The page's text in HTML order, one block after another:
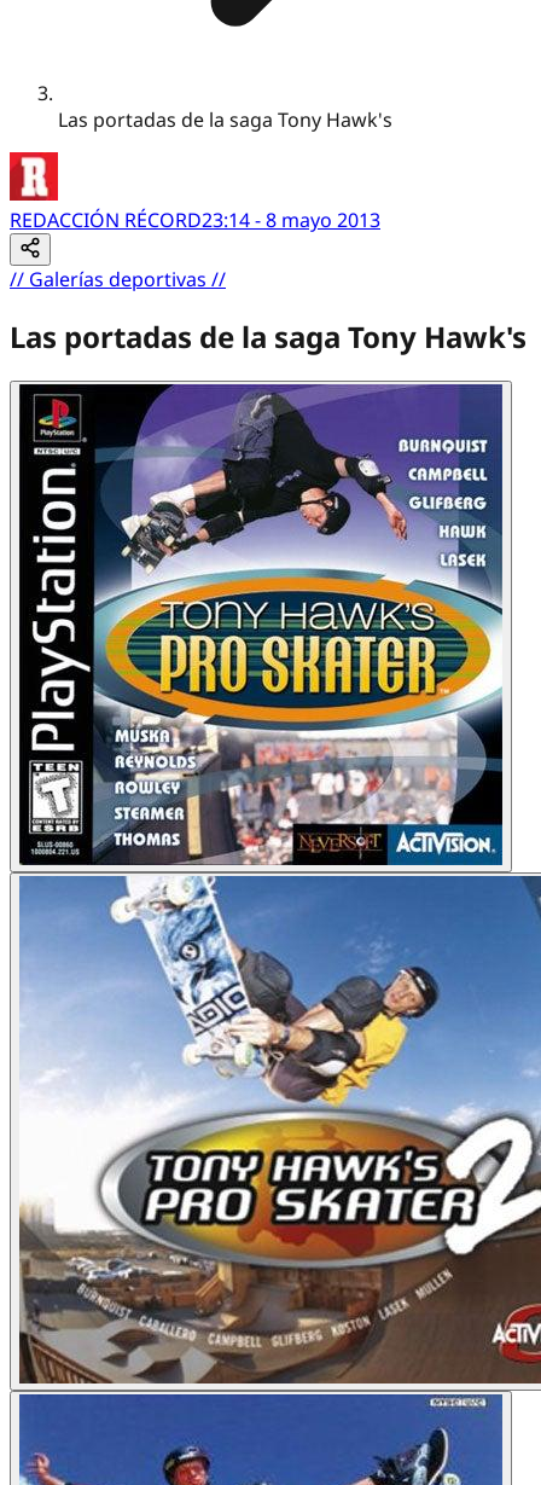
Las portadas de la saga Tony Hawk's
REDACCIÓN RÉCORD23:14 - 8 mayo 2013
// Galerías deportivas //
Las portadas de la saga Tony Hawk's